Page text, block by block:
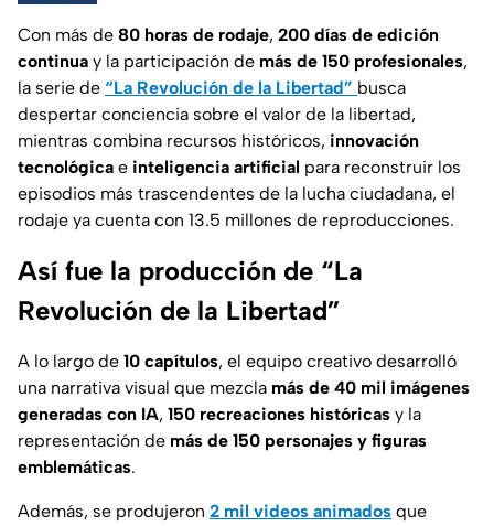
Con más de 80 horas de rodaje, 200 días de edición
continua y la participación de más de 150 profesionales,
la serie de “La Revolución de la Libertad” busca
despertar conciencia sobre el valor de la libertad,
mientras combina recursos históricos, innovación
tecnológica e inteligencia artificial para reconstruir los
episodios más trascendentes de la lucha ciudadana, el
rodaje ya cuenta con 13.5 millones de reproducciones.
Así fue la producción de “La
Revolución de la Libertad”
A lo largo de 10 capítulos, el equipo creativo desarrolló
una narrativa visual que mezcla más de 40 mil imágenes
generadas con IA, 150 recreaciones históricas y la
representación de más de 150 personajes y figuras
emblemáticas.
Además, se produjeron 2 mil videos animados que